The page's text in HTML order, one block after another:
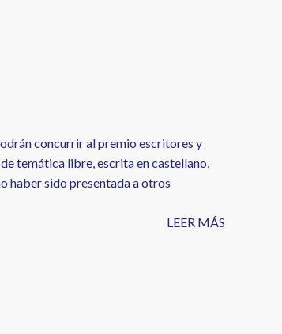
concurrir al premio escritores y
temática libre, escrita en castellano,
haber sido presentada a otros
LEER MÁS